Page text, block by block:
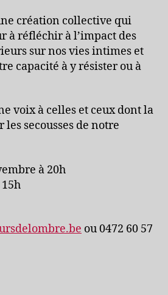
création collective qui
à réfléchir à l’impact des
sur nos vies intimes et
capacité à y résister ou à
voix à celles et ceux dont la
les secousses de notre
à 20h
ou 0472 60 57